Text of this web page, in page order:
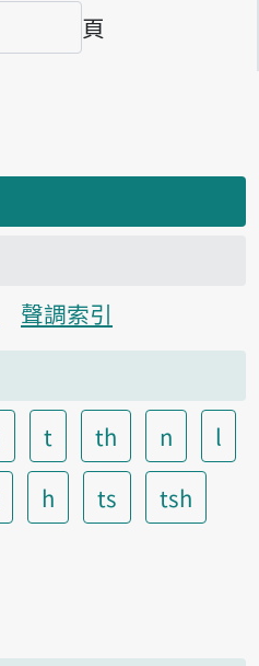
頁
聲調索引
t th n
l
h ts
tsh